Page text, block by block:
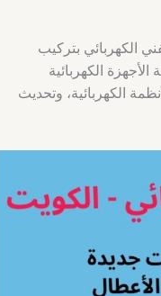
الكهربائي بتركيب
الكهربائية
الكهربائية، وتحديث